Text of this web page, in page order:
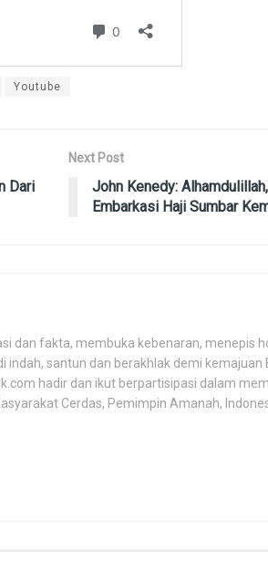
Youtube
Dari
Next Post
John Kenedy:
Embarkasi Haji Sumbar
dan fakta, membuka kebenaran, menepis
indah, santun dan berakhlak demi kemajuan
hadir dan ikut berpartisipasi dalam
Cerdas, Pemimpin Amanah,